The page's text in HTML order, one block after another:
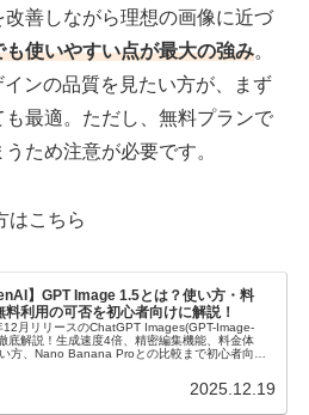
善しながら理想の画像に近づ
も使いやすい点が最大の強み。
ンの品質を見たい方が、まず
最適。ただし、無料プランで
ため注意が必要です。
はこちら
】GPT Image 1.5とは？使い方・料
料利用の可否を初心者向けに解説！
12月リリースのChatGPT Images(GPT-Image-
底解説！生成速度4倍、精密編集機能、料金体
方、Nano Banana Proとの比較まで初心者向け
2025.12.19